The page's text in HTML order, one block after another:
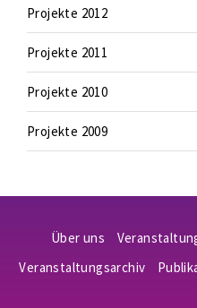
Projekte 2012
Projekte 2011
Projekte 2010
Projekte 2009
Über uns
Veranstaltungsarchiv